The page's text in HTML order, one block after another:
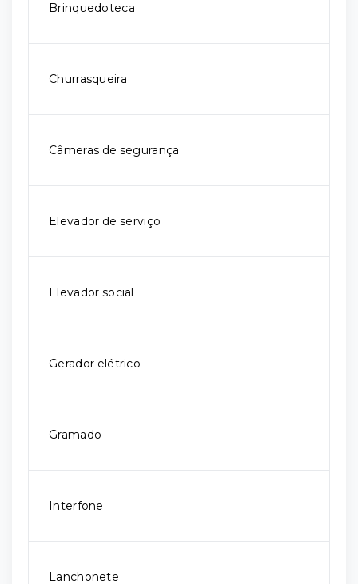
Brinquedoteca
Churrasqueira
Câmeras de segurança
Elevador de serviço
Elevador social
Gerador elétrico
Gramado
Interfone
Lanchonete